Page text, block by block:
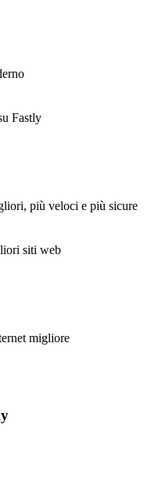
Fastly
più veloci e più sicure
siti web
migliore